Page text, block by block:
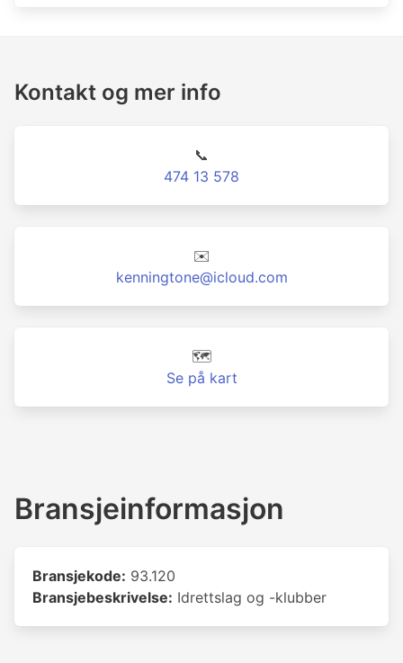
Kontakt og mer info
📞
474 13 578
✉️
kenningtone@icloud.com
🗺️
Se på kart
Bransjeinformasjon
Bransjekode: 93.120
Bransjebeskrivelse: Idrettslag og -klubber